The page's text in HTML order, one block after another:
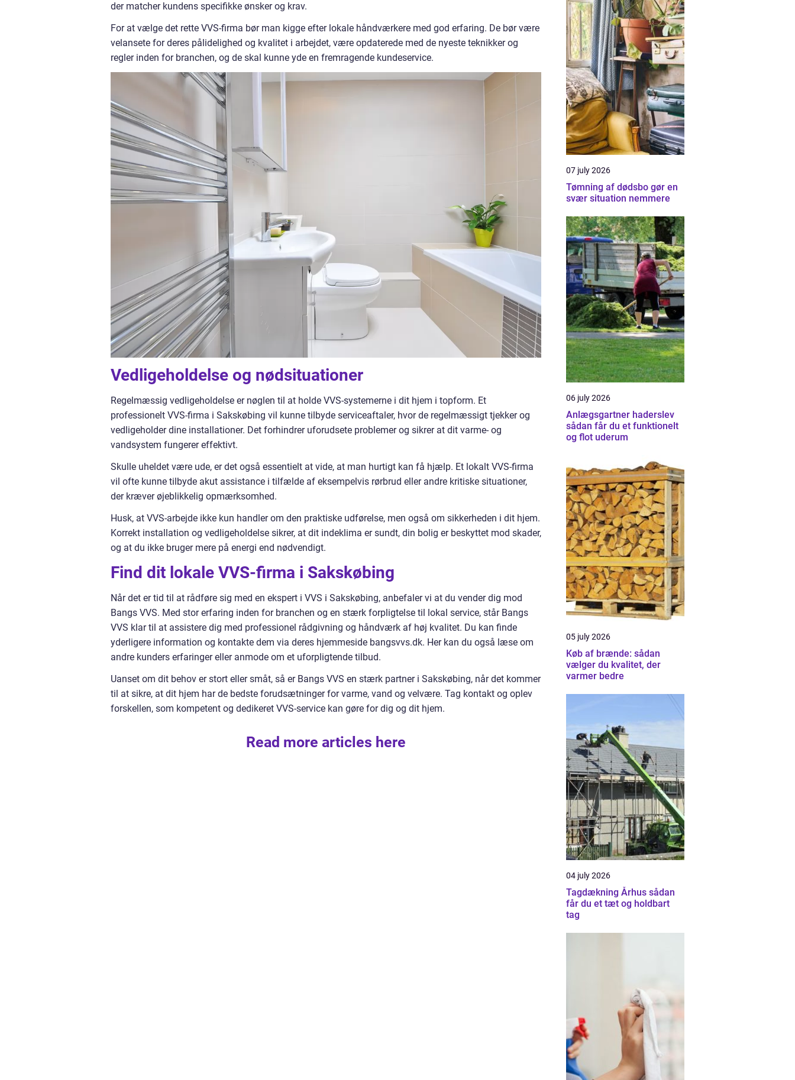
der matcher kundens specifikke ønsker og krav.
For at vælge det rette VVS-firma bør man kigge efter lokale håndværkere med god erfaring. De bør være
velansete for deres pålidelighed og kvalitet i arbejdet, være opdaterede med de nyeste teknikker og
regler inden for branchen, og de skal kunne yde en fremragende kundeservice.
Vedligeholdelse og nødsituationer
Regelmæssig vedligeholdelse er nøglen til at holde VVS-systemerne i dit hjem i topform. Et
professionelt VVS-firma i Sakskøbing vil kunne tilbyde serviceaftaler, hvor de regelmæssigt tjekker og
vedligeholder dine installationer. Det forhindrer uforudsete problemer og sikrer at dit varme- og
vandsystem fungerer effektivt.
Skulle uheldet være ude, er det også essentielt at vide, at man hurtigt kan få hjælp. Et lokalt VVS-firma
vil ofte kunne tilbyde akut assistance i tilfælde af eksempelvis rørbrud eller andre kritiske situationer,
der kræver øjeblikkelig opmærksomhed.
Husk, at VVS-arbejde ikke kun handler om den praktiske udførelse, men også om sikkerheden i dit hjem.
Korrekt installation og vedligeholdelse sikrer, at dit indeklima er sundt, din bolig er beskyttet mod skader,
og at du ikke bruger mere på energi end nødvendigt.
Find dit lokale VVS-firma i Sakskøbing
Når det er tid til at rådføre sig med en ekspert i VVS i Sakskøbing, anbefaler vi at du vender dig mod
Bangs VVS. Med stor erfaring inden for branchen og en stærk forpligtelse til lokal service, står Bangs
VVS klar til at assistere dig med professionel rådgivning og håndværk af høj kvalitet. Du kan finde
yderligere information og kontakte dem via deres hjemmeside bangsvvs.dk. Her kan du også læse om
andre kunders erfaringer eller anmode om et uforpligtende tilbud.
Uanset om dit behov er stort eller småt, så er Bangs VVS en stærk partner i Sakskøbing, når det kommer
til at sikre, at dit hjem har de bedste forudsætninger for varme, vand og velvære. Tag kontakt og oplev
forskellen, som kompetent og dedikeret VVS-service kan gøre for dig og dit hjem.
Read more articles here
07 july 2026
Tømning af dødsbo gør en
svær situation nemmere
06 july 2026
Anlægsgartner haderslev
sådan får du et funktionelt
og flot uderum
05 july 2026
Køb af brænde: sådan
vælger du kvalitet, der
varmer bedre
04 july 2026
Tagdækning Århus sådan
får du et tæt og holdbart
tag